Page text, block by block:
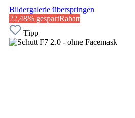
Bildergalerie überspringen
22,48% gespartRabatt
Tipp